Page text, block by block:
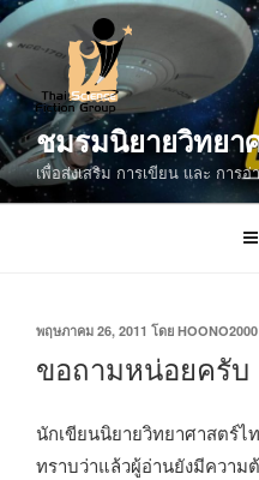
ข้าม
ไป
ยัง
บทความ
ชมรมนิยายวิทยา
เพื่อส่งเสริม การเขียน และ การ
เขียน
ที่
พฤษภาคม 26, 2011 โดย HOONO2000
ขอถามหน่อยครับ
นักเขียนนิยายวิทยาศาสตร์
ทราบว่าแล้วผู้อ่านยังมีความ